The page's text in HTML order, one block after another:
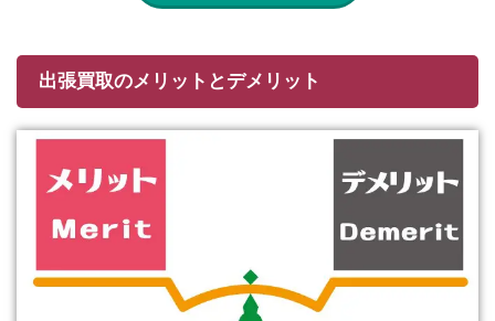
出張買取のメリットとデメリット